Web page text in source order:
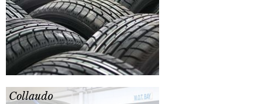
Collaudo